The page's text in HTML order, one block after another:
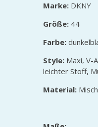
Marke: DKNY
Größe: 44
Farbe:
Style: Maxi, V-
leichter Stoff,
Material: